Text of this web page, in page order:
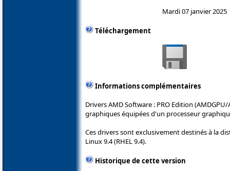
Mardi 07 janvier 2025
Téléchargement
Informations complémentaires
Drivers AMD Software : PRO Edition
graphiques équipées d'un processeur
Ces drivers sont exclusivement destinés à la
Linux 9.4 (RHEL 9.4).
Historique de cette version